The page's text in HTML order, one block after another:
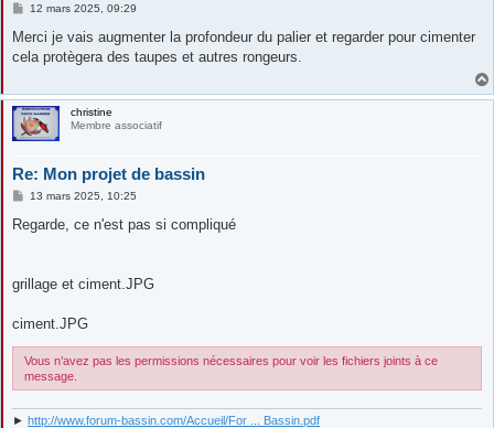
M
s
a
12 mars 2025, 09:29
Merci je vais augmenter la profondeur du palier et regarder pour cimenter
cela protègera des taupes et autres rongeurs.
christine
Membre associatif
Re: Mon projet de bassin
M
s
13 mars 2025, 10:25
Regarde, ce n'est pas si compliqué
grillage et ciment.JPG
ciment.JPG
Vous n’avez pas les permissions nécessaires pour voir les fichiers joints à ce
message.
► http://www.forum-bassin.com/Accueil/For ... Bassin.pdf